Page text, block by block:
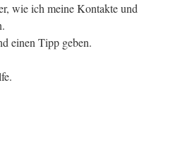
wie ich meine Kontakte und
einen Tipp geben.